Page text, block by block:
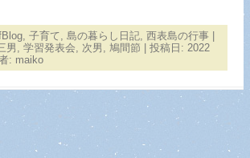
子育て 島の暮らし日記 西表島の行事
男 学習発表会 次男 鳩間節 | 投稿日: 2022
: maiko